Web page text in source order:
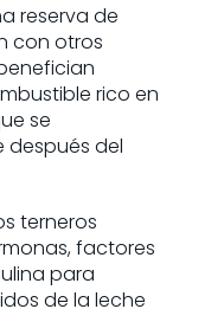
reserva de
con otros
rico en
se
del
terneros
factores
para
de la leche